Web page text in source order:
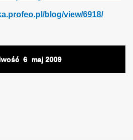
blog/view/6918/
6 maj 2009